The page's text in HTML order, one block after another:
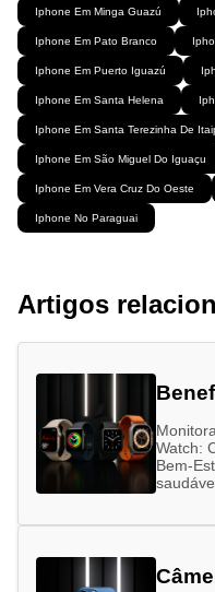
Iphone Em Minga Guazú
Iphone Em Pato Branco
Iphone Em Puerto Iguazú
Iphone Em Santa Helena
Iphone Em Santa Terezinha De
Iphone Em São Miguel Do Iguaçu
Iphone Em Vera Cruz Do Oeste
Iphone No Paraguai
Artigos
Watch:
Bem-